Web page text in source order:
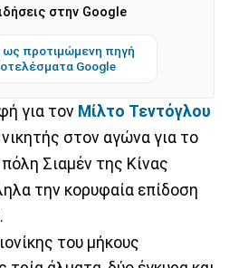
στην Google
προτιμώμενη πηγή
Google
για τον Μίλτο Τεντόγλου
στον αγώνα για το
Σιαμέν της Κίνας
την κορυφαία επίδοση
του μήκους